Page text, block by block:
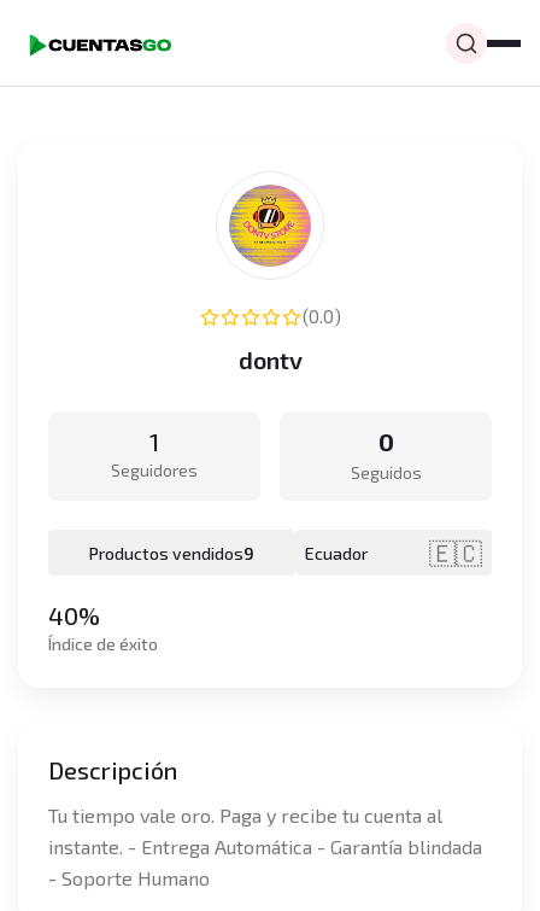
(0.0)
dontv
1
Seguidores
0
Seguidos
Productos vendidos9 Ecuador 🇪🇨
40%
Índice de éxito
Descripción
Tu tiempo vale oro. Paga y recibe tu cuenta al
instante. - Entrega Automática - Garantía blindada
- Soporte Humano